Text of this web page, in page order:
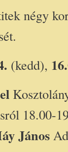
négy
(kedd),
18.00-
János